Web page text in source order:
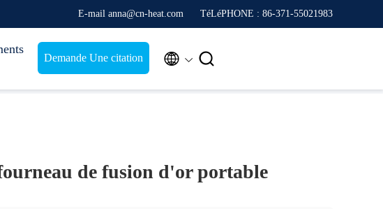
E-mail anna@cn-heat.com TéLéPHONE : 86-371-55021983
Demande Une citation  
de fusion d'or portable